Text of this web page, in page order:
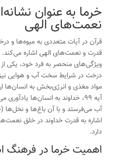
خرما به عنوان
نعمت‌های الهی
قرآن در آیات متعددی به میوه‌ها و
قدرت و نعمت‌های الهی اشاره
ویژگی‌های منحصر به فرد خود، یکی
درخت در شرایط سخت آب و هوایی نیز
مواد مغذی و انرژی‌بخش به انسان‌ها
آیه 99، خداوند به انسان‌ها
آب می‌فرستد و با آن باغ‌ها و نخل‌ها
اشاره به قدرت خداوند در خلق
دارد.
اهمیت خرما در فرهنگ